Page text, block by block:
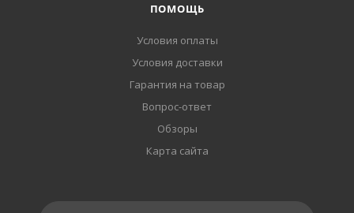
ПОМОЩЬ
Условия оплаты
Условия доставки
Гарантия на товар
Вопрос-ответ
Обзоры
Карта сайта